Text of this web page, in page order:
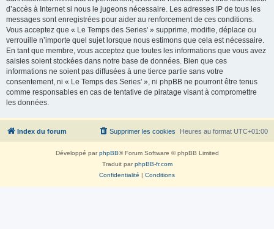
d’accès à Internet si nous le jugeons nécessaire. Les adresses IP de tous les
messages sont enregistrées pour aider au renforcement de ces conditions.
Vous acceptez que « Le Temps des Series' » supprime, modifie, déplace ou
verrouille n’importe quel sujet lorsque nous estimons que cela est nécessaire.
En tant que membre, vous acceptez que toutes les informations que vous avez
saisies soient stockées dans notre base de données. Bien que ces
informations ne soient pas diffusées à une tierce partie sans votre
consentement, ni « Le Temps des Series' », ni phpBB ne pourront être tenus
comme responsables en cas de tentative de piratage visant à compromettre
les données.
Index du forum Heures au format UTC+01:00
Supprimer les cookies
Développé parphpBB® Forum Software © phpBB Limited
Traduit parphpBB-fr.com
Confidentialité | Conditions